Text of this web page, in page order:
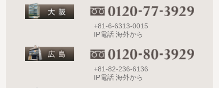
+81-6-6313-0015
IP電話 海外から
+81-82-236-6136
IP電話 海外から